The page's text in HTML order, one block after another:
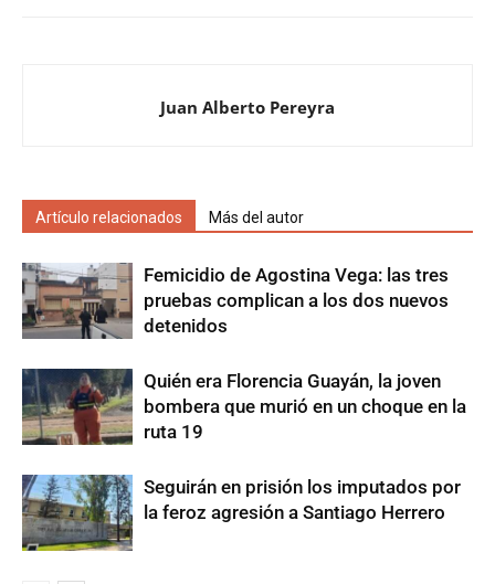
Juan Alberto Pereyra
Artículo relacionados Más del autor
Femicidio de Agostina Vega: las tres
pruebas complican a los dos nuevos
detenidos
Quién era Florencia Guayán, la joven
bombera que murió en un choque en la
ruta 19
Seguirán en prisión los imputados por
la feroz agresión a Santiago Herrero